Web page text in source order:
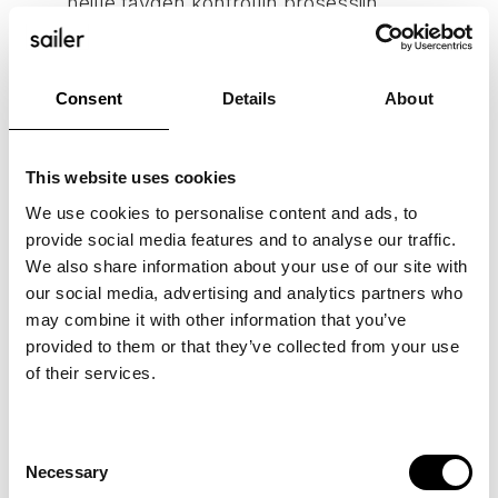
Consent Details About
This website uses cookies
We use cookies to personalise content and ads, to
provide social media features and to analyse our traffic.
We also share information about your use of our site with
our social media, advertising and analytics partners who
may combine it with other information that you’ve
provided to them or that they’ve collected from your use
of their services.
Selection
Necessary
Analyysi voitiin tehdä turvallisesti
Teoriaan pohjautuvan analyysin:
Analyysi
pohjautui tulevaisuuskolmioteoriaan, mikä
varmisti sen laadun ja vertailtavuuden.
on täysin vierasta ja uutta. Ensi